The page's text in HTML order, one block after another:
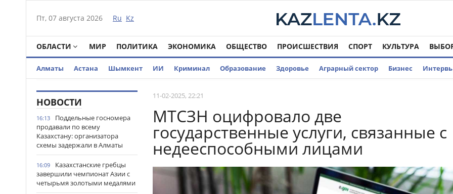
Пт, 07 августа 2026 Ru Kz
ОБЛАСТИ МИР ПОЛИТИКА ЭКОНОМИКА ОБЩЕСТВО ПРОИСШЕСТВИЯ СПОРТ КУЛЬТУРА
Алматы Астана Шымкент ИИ Криминал Образование Здоровье Аграрный сектор Бизнес
НОВОСТИ
16:13
Поддельные госномера
продавали по всему
Казахстану: организатора
схемы задержали в Алматы
16:09
Казахстанские гребцы
завершили чемпионат Азии с
четырьмя золотыми медалями
11-02-2025, 22:21
МТСЗН оцифровало две
государственные услуги, связанные с
недееспособными лицами